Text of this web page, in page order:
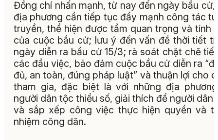
Đồng chí nhấn mạnh, từ nay đến ngày bầu cử,
địa phương cần tiếp tục đẩy mạnh công tác
truyền, thể hiện được tầm quan trọng và tính
của cuộc bầu cử; lưu ý đến vấn đề thời tiết
ngày diễn ra bầu cử 15/3; rà soát chặt chẽ
các đầu việc, bảo đảm cuộc bầu cử diễn ra
đủ, an toàn, đúng pháp luật” và thuận lợi cho
tham gia, đặc biệt là với những địa
người dân tộc thiểu số, giải thích để người dân
và sắp xếp công việc thực hiện quyền và
nhiệm công dân.